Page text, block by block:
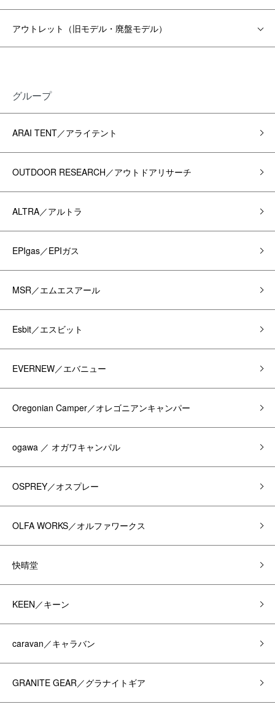
アウトレット（旧モデル・廃盤モデル）
グループ
ARAI TENT／アライテント
OUTDOOR RESEARCH／アウトドアリサーチ
ALTRA／アルトラ
EPIgas／EPIガス
MSR／エムエスアール
Esbit／エスビット
EVERNEW／エバニュー
Oregonian Camper／オレゴニアンキャンパー
ogawa ／ オガワキャンパル
OSPREY／オスプレー
OLFA WORKS／オルファワークス
快晴堂
KEEN／キーン
caravan／キャラバン
GRANITE GEAR／グラナイトギア